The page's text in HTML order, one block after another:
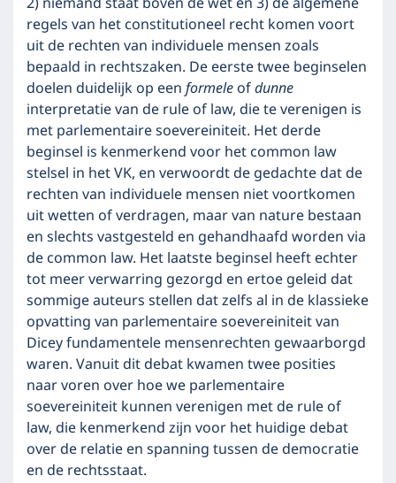
regels van het constitutioneel recht komen voort
uit de rechten van individuele mensen zoals
bepaald in rechtszaken. De eerste twee beginselen
doelen duidelijk op eenformeleofdunne
interpretatie van de rule of law, die te verenigen is
met parlementaire soevereiniteit. Het derde
beginsel is kenmerkend voor het common law
stelsel in het VK, en verwoordt de gedachte dat de
rechten van individuele mensen niet voortkomen
uit wetten of verdragen, maar van nature bestaan
en slechts vastgesteld en gehandhaafd worden via
de common law. Het laatste beginsel heeft echter
tot meer verwarring gezorgd en ertoe geleid dat
sommige auteurs stellen dat zelfs al in de klassieke
opvatting van parlementaire soevereiniteit van
Dicey fundamentele mensenrechten gewaarborgd
waren. Vanuit dit debat kwamen twee posities
naar voren over hoe we parlementaire
soevereiniteit kunnen verenigen met de rule of
law, die kenmerkend zijn voor het huidige debat
over de relatie en spanning tussen de democratie
en de rechtsstaat.